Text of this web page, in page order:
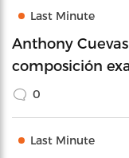
Last Minute
Anthony
composición
0
Last Minute